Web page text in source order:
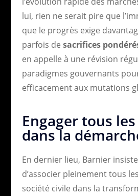
lui, rien ne serait pire que
que le progrès exige
parfois de sacrifices
en appelle à une révision
paradigmes gouvernants
efficacement aux mutations
Engager tous
dans la
En dernier lieu, Barnier
d’associer pleinement tous
société civile dans la